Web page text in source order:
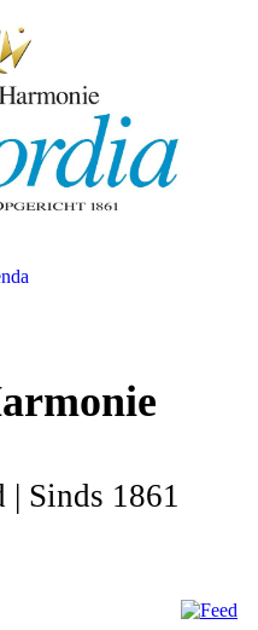
| Sinds 1861